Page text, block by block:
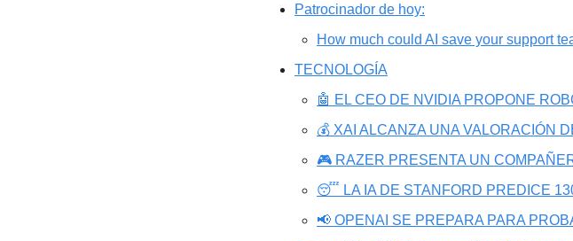
Patrocinador de hoy:
How much could AI save your support
TECNOLOGÍA
🤖 EL CEO DE NVIDIA PROPONE
💰 XAI ALCANZA UNA VALORACIÓN
🎮 RAZER PRESENTA UN
😴 LA IA DE STANFORD PREDICE
📢 OPENAI SE PREPARA PARA